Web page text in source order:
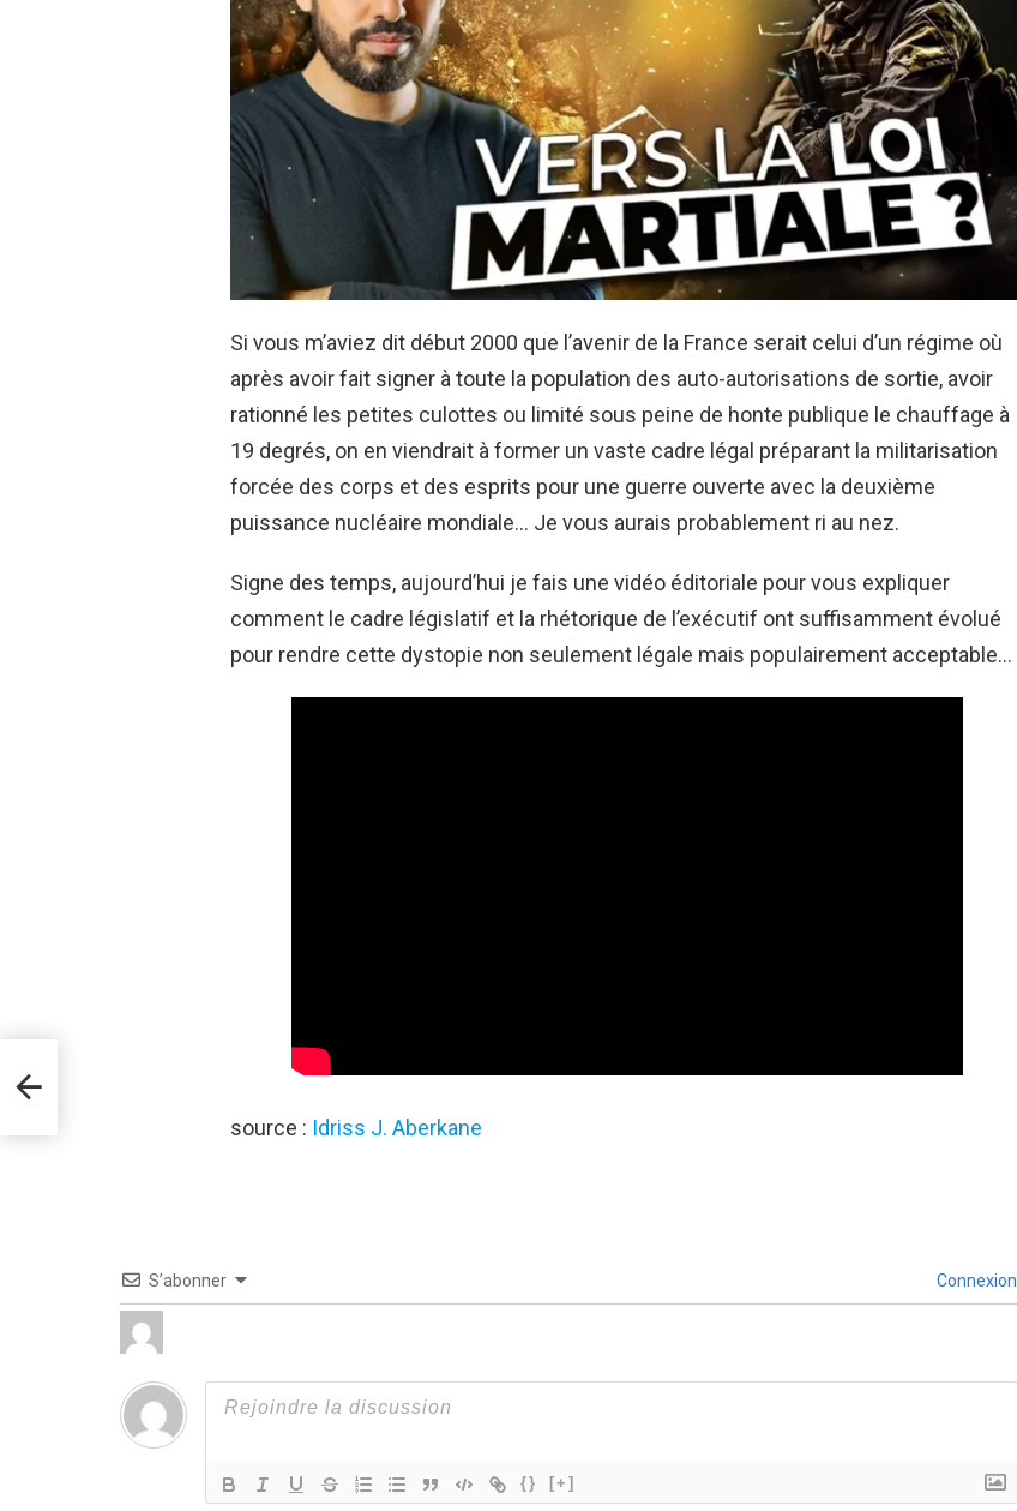
Si vous m’aviez dit début 2000 que l’avenir de la France serait celui d’un régime où
après avoir fait signer à toute la population des auto-autorisations de sortie, avoir
rationné les petites culottes ou limité sous peine de honte publique le chauffage à
19 degrés, on en viendrait à former un vaste cadre légal préparant la militarisation
forcée des corps et des esprits pour une guerre ouverte avec la deuxième
puissance nucléaire mondiale… Je vous aurais probablement ri au nez.
Signe des temps, aujourd’hui je fais une vidéo éditoriale pour vous expliquer
comment le cadre législatif et la rhétorique de l’exécutif ont suffisamment évolué
pour rendre cette dystopie non seulement légale mais populairement acceptable…
source : Idriss J. Aberkane
S’abonner Connexion
{} [+]
est